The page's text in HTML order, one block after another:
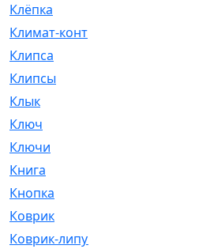
Клёпка
Климат-контроль
Клипса
Клипсы
Клык
Ключ
Ключи
Книга
Кнопка
Коврик
Коврик-липучка